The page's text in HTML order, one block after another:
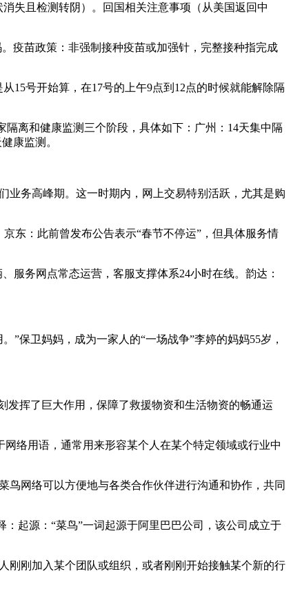
失且检测转阴）。回国相关注意事项（从美国返回中
疫苗政策：非强制接种疫苗或加强针，完整接种指完成
15号开始算，在17号的上午9点到12点的时候就能解除隔
离和健康监测三个阶段，具体如下：广州：14天集中隔
康监测。
业务高峰期。这一时期内，网上交易特别活跃，尤其是购
东：此前曾发布公告表示“春节不停运”，但具体服务情
服务网点常态运营，客服支撑体系24小时在线。韵达：
保卫妈妈，成为一家人的“一场战争”李婷的妈妈55岁，
发挥了巨大作用，保障了救援物资和生活物资的畅通运
络用语，通常用来形容某个人在某个特定领域或行业中
网络可以方便地与各类合作伙伴进行沟通和协作，共同
起源：“菜鸟”一词起源于阿里巴巴公司，该公司成立于
刚刚加入某个团队或组织，或者刚刚开始接触某个新的行